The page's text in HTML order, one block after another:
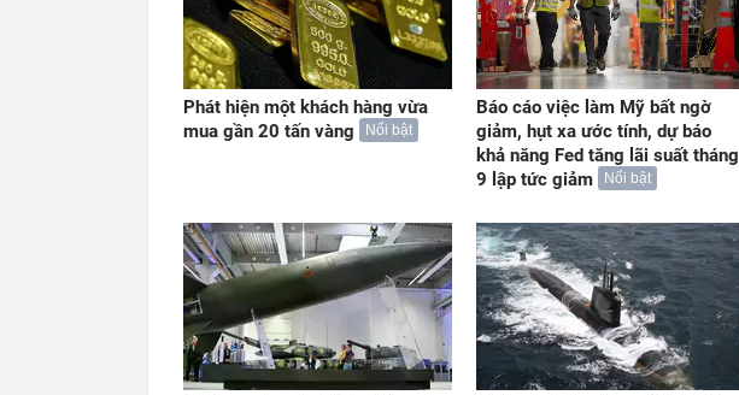
Phát hiện một khách hàng vừa
mua gần 20 tấn vàng
Nổi bật
Báo cáo việc làm Mỹ bất ngờ
giảm, hụt xa ước tính, dự báo
khả năng Fed tăng lãi suất tháng
9 lập tức giảm
Nổi bật